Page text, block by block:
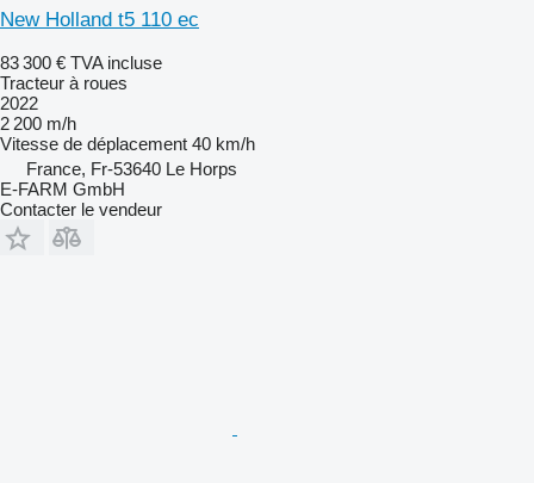
New Holland t5 110 ec
83 300 € TVA incluse
Tracteur à roues
2022
2 200 m/h
Vitesse de déplacement 40 km/h
France, Fr-53640 Le Horps
E-FARM GmbH
Contacter le vendeur